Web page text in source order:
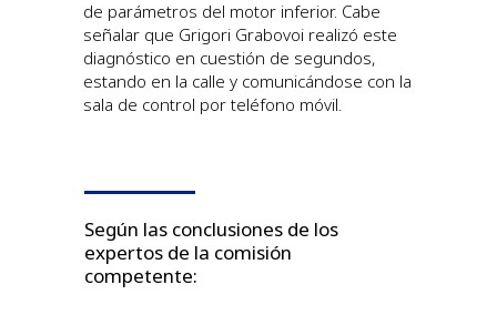
de parámetros del motor inferior. Cabe
señalar que Grigori Grabovoi realizó este
diagnóstico en cuestión de segundos,
estando en la calle y comunicándose con la
sala de control por teléfono móvil
Según las conclusiones de los
expertos de la comisión
competente: